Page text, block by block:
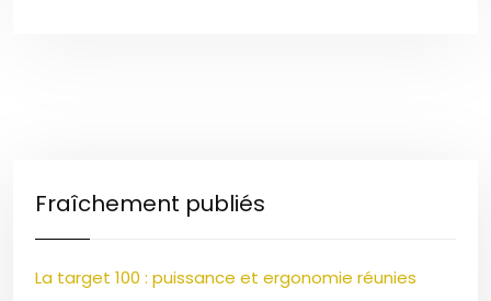
Fraîchement publiés
La target 100 : puissance et ergonomie réunies